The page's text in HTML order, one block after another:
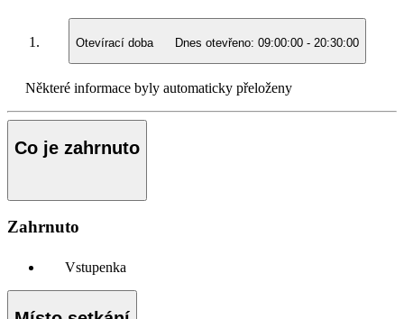
Otevírací doba Dnes otevřeno: 09:00:00 - 20:30:00
Některé informace byly automaticky přeloženy
Co je zahrnuto
Zahrnuto
Vstupenka